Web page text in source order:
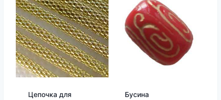
Цепочка для
Бусина